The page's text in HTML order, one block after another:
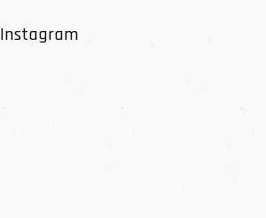
Instagram